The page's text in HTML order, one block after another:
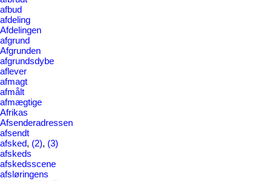
afbud
afdeling
Afdelingen
afgrund
Afgrunden
afgrundsdybe
aflever
afmagt
afmålt
afmægtige
Afrikas
Afsenderadressen
afsendt
afsked, (2), (3)
afskeds
afskedsscene
afsløringens